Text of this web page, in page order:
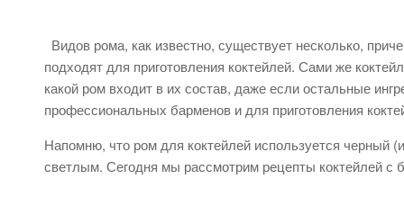
Видов рома, как известно, существует несколько,
подходят для приготовления коктейлей. Сами же
какой ром входит в их состав, даже если остальные
профессиональных барменов и для приготовления
Напомню, что ром для коктейлей используется черный
светлым. Сегодня мы рассмотрим рецепты коктейлей с